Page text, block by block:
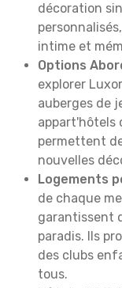
décoration
intime et
Options
explorer
auberges de
appart'hôtels
permettent
nouvelles
Logements
de chaque
garantissent
paradis. Ils
des clubs
tous.